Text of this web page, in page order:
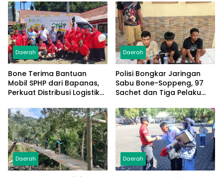
Daerah
Bone Terima Bantuan
Mobil SPHP dari Bapanas,
Perkuat Distribusi Logistik
Daerah
Polisi Bongkar Jaringan
Sabu Bone-Soppeng, 97
Sachet dan Tiga Pelaku
Daerah Daerah